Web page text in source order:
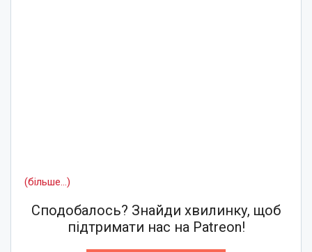
(більше…)
Сподобалось? Знайди хвилинку, щоб
підтримати нас на Patreon!